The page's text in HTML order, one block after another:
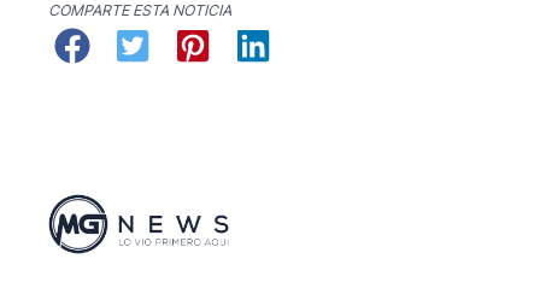
COMPARTE ESTA NOTICIA